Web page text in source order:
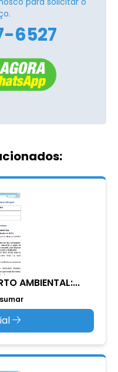
6527
AMBIENTAL:...